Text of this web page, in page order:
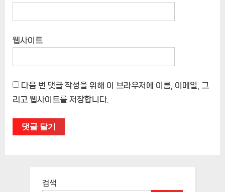
웹사이트
다음 번 댓글 작성을 위해 이 브라우저에 이름, 이메일, 그
리고 웹사이트를 저장합니다.
검색